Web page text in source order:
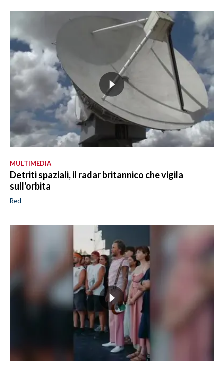
MULTIMEDIA
Detriti spaziali, il radar britannico che vigila
sull'orbita
Red